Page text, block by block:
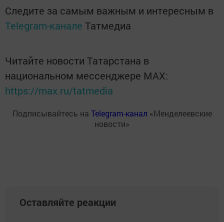
Следите за самым важным и интересным в
Telegram-канале Татмедиа
Читайте новости Татарстана в
национальном мессенджере MАХ:
https://max.ru/tatmedia
Подписывайтесь на Telegram-канал «Менделеевские
новости»
Оставляйте реакции